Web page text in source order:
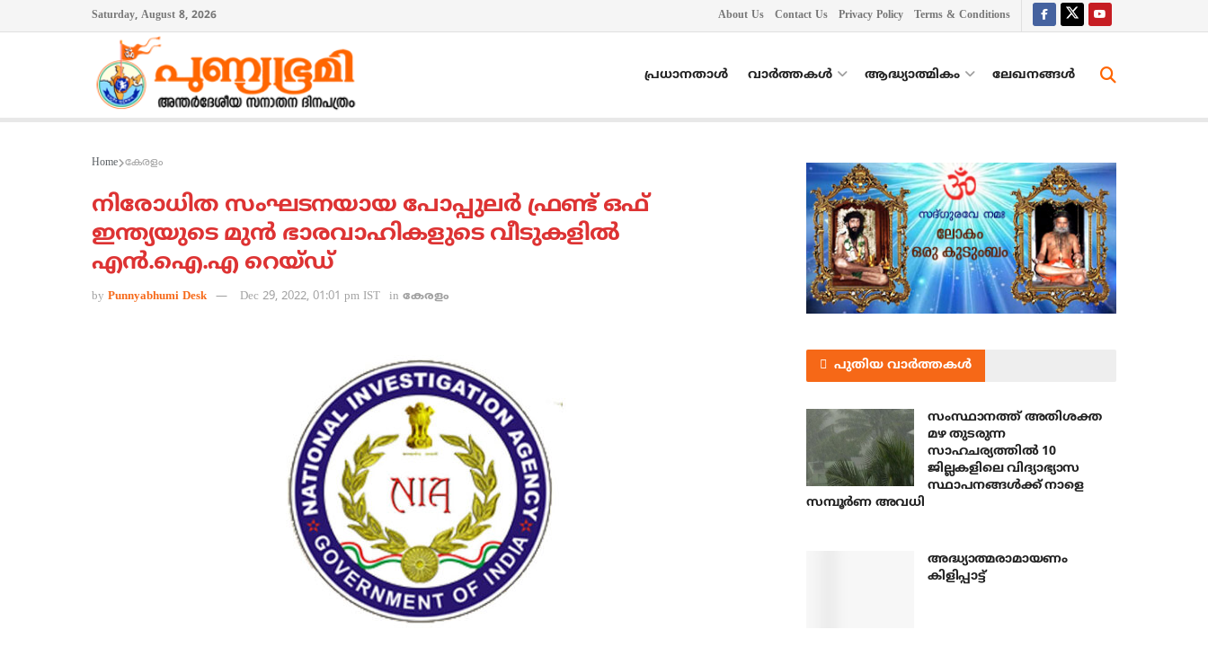
Saturday, August 8, 2026 About Us Contact Us Privacy Policy Terms & Conditions
പ്രധാനതാൾ വാർത്തകൾ ആദ്ധ്യാത്മികം ലേഖനങ്ങള്‍
Home കേരളം
നിരോധിത സംഘടനയായ പോപ്പുലര്‍ ഫ്രണ്ട് ഒഫ്
ഇന്ത്യയുടെ മുന്‍ ഭാരവാഹികളുടെ വീടുകളില്‍
എന്‍.ഐ.എ റെയ്ഡ്
by Punnyabhumi Desk Dec 29, 2022, 01:01 pm IST in കേരളം
പുതിയ വാർത്തകൾ
സംസ്ഥാനത്ത് അതിശക്ത
മഴ തുടരുന്ന
സാഹചര്യത്തിൽ 10
ജില്ലകളിലെ വിദ്യാഭ്യാസ
സ്ഥാപനങ്ങൾക്ക് നാളെ
സമ്പൂർണ അവധി
അദ്ധ്യാത്മരാമായണം
കിളിപ്പാട്ട്